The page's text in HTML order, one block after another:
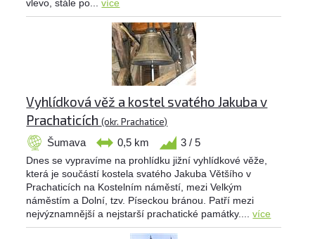
vlevo, stále po...více
Vyhlídková věž a kostel svatého Jakuba v
Prachaticích(okr. Prachatice)
Šumava 0,5 km 3 / 5
Dnes se vypravíme na prohlídku jižní vyhlídkové věže,
která je součástí kostela svatého Jakuba Většího v
Prachaticích na Kostelním náměstí, mezi Velkým
náměstím a Dolní, tzv. Píseckou bránou. Patří mezi
nejvýznamnější a nejstarší prachatické památky....více